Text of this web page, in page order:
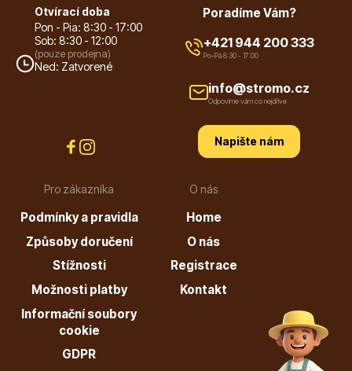
Listnaté stromy
Bambusy
Dekorace
Otvírací doba
Pon - Pia: 8:30 - 17:00
Sob: 8:30 - 12:00
(pouze prodejna)
Ned: Zatvorené
Pro zákazníka
Podmínky a pravidla
Způsoby doručení
Stížnosti
Možnosti platby
Informační soubory
cookie
GDPR
O nás
Home
O nás
Registrace
Kontakt
Poradíme Vám?
+421 944 200 333
Po-Pá 8:30 - 17:00
info@stromo.cz
Odpovíme vám co nejdříve
Napište nám